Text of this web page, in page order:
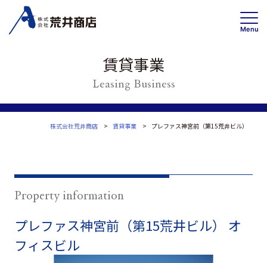
Menu
投資・開発 /不動産ソリューション事業
会社概要
沿革
賃貸事業
Leasing Business
株式会社荒井商店 賃貸事業 プレファス神宮前（第15荒井ビル）
Property information
プレファス神宮前（第15荒井ビル） オ
フィスビル